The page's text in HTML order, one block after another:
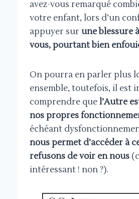
avez-vous remarqué
votre enfant, lors d’un
appuyer sur une blessure
vous, pourtant bien
On pourra en parler plus
ensemble, toutefois, il est
comprendre quel’Autre
nos propres
échéant
nous permet d’accéder à
refusons de voir en nous
intéressant ! non ?).